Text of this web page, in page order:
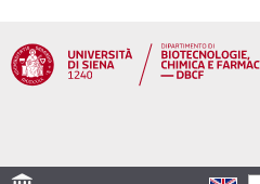
contenuto
principale